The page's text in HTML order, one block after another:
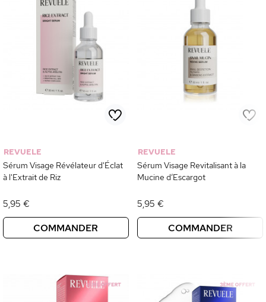
REVUELE
Sérum Visage Révélateur d'Éclat
à l'Extrait de Riz
5,95 €
COMMANDER
REVUELE
Sérum Visage Revitalisant à la
Mucine d’Escargot
5,95 €
COMMANDER